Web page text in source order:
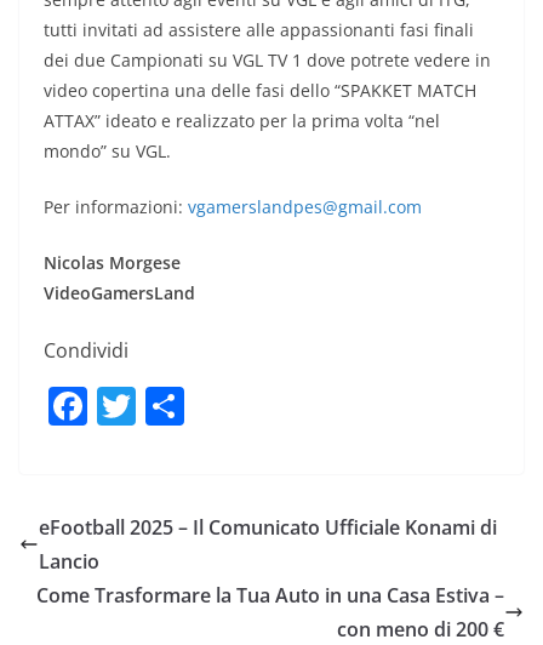
tutti invitati ad assistere alle appassionanti fasi finali
dei due Campionati su VGL TV 1 dove potrete vedere in
video copertina una delle fasi dello “SPAKKET MATCH
ATTAX” ideato e realizzato per la prima volta “nel
mondo” su VGL.
Per informazioni: vgamerslandpes@gmail.com
Nicolas Morgese
VideoGamersLand
Condividi
F
e
b
o
T
er di
di
eFootball 2025 – Il Comunicato Ufficiale Konami di
Lancio
Come Trasformare la Tua Auto in una Casa Estiva –
con meno di 200 €